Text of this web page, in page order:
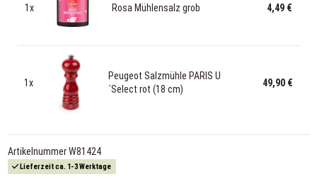
1x Rosa Mühlensalz grob 4,49 €
1x
Peugeot Salzmühle PARIS U
´Select rot (18 cm)
49,90 €
Artikelnummer W81424
Lieferzeit ca. 1-3 Werktage